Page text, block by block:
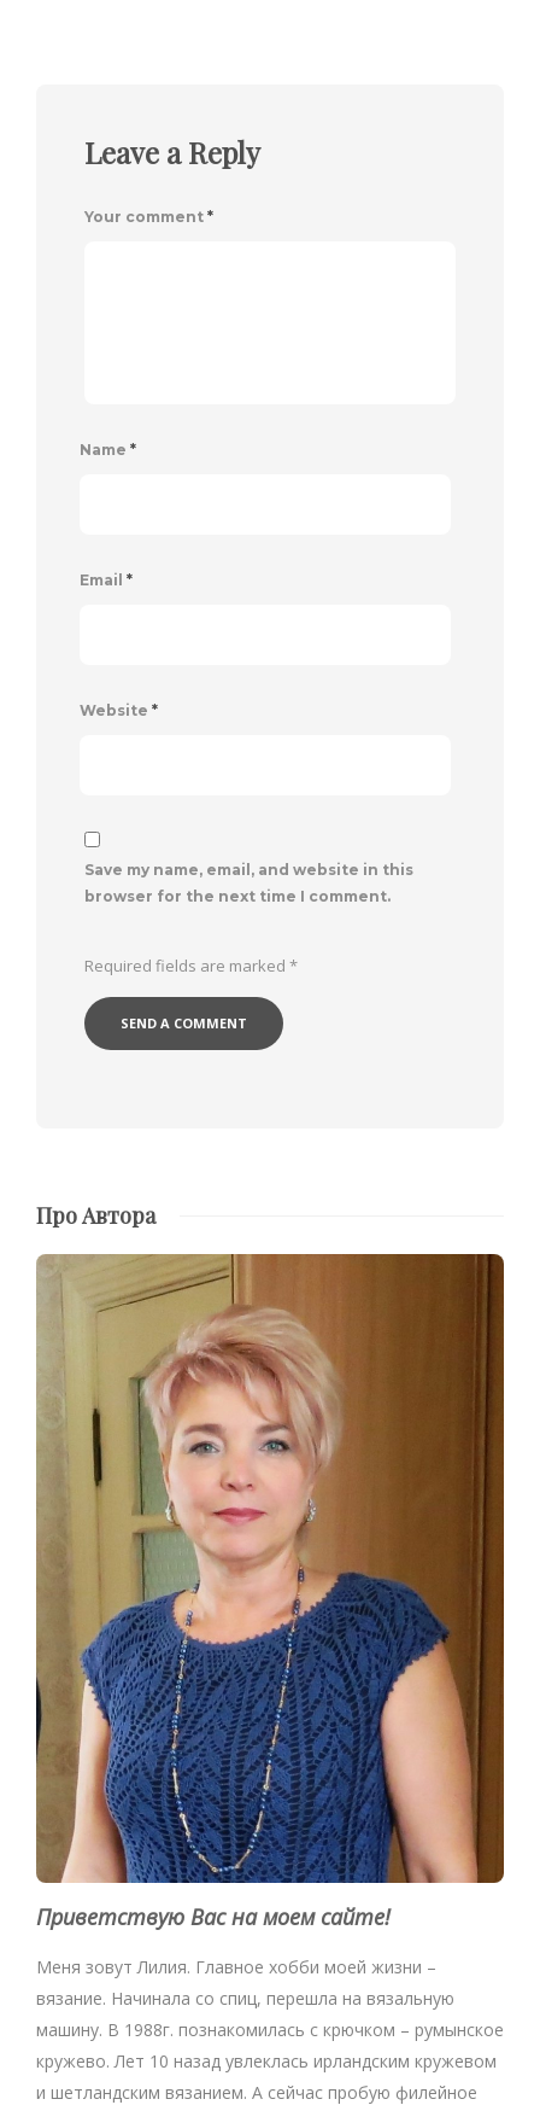
Leave a Reply
Your comment *
Name *
Email *
Website *
Save my name, email, and website in this
browser for the next time I comment.
Required fields are marked *
Про Автора
Приветствую Вас на моем сайте!
Меня зовут Лилия. Главное хобби моей жизни –
вязание. Начинала со спиц, перешла на вязальную
машину. В 1988г. познакомилась с крючком – румынское
кружево. Лет 10 назад увлеклась ирландским кружевом
и шетландским вязанием. А сейчас пробую филейное